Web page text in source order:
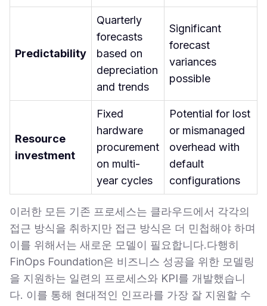
Predictability
Quarterly
forecasts
based on
depreciation
and trends
Significant
forecast
variances
possible
Resource
investment
Fixed
hardware
procurement
on multi-
year cycles
Potential for lost
or mismanaged
overhead with
default
configurations
이러한 모든 기존 프로세스는 클라우드에서 각각의
접근 방식을 취하지만 접근 방식은 더 민첩해야 하며
이를 위해서는 새로운 모델이 필요합니다.다행히
FinOps Foundation은 비즈니스 성공을 위한 모델링
을 지원하는 일련의 프로세스와 KPI를 개발했습니
다. 이를 통해 현대적인 인프라를 가장 잘 지원할 수